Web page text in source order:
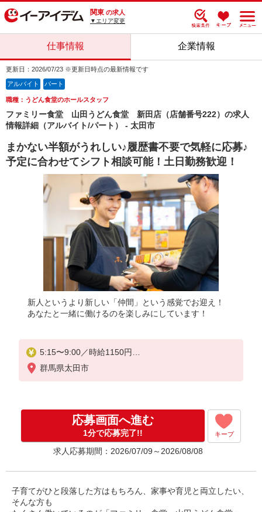
関東 の求人
▼エリア変更
仕事情報 企業情報
更新日：2026/07/23 ※更新日時点の最新情報です
アルバイト パート
職種：うどん食堂のホールスタッフ
ファミリー食堂 山田うどん食堂 新田店（店舗番号222）の求人
情報詳細（アルバイト/パート） - 太田市
まかない半額がうれしい♪履歴書不要で気軽に応募♪
予定に合わせてシフト相談可能！土日勤務歓迎！
新人というより新しい「仲間」という感覚でお迎え！
あなたと一緒に働けるのを楽しみにしています！
5:15〜9:00／時給1150円
9:00〜22:00／時給1100円
22:00〜／時給1375円
日・祝日は時給50円アップ！（9時〜22時）
群馬県太田市
応募画面へ進む
1分で応募完了!! キープ
求人応募期間：2026/07/09～2026/08/08
子育てがひと段落した方はもちろん、家事や育児と両立したい、
そんな方も